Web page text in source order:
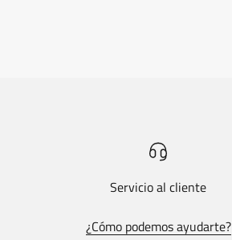
Servicio al cliente
¿Cómo podemos ayudarte?